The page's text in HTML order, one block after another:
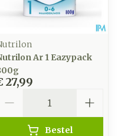
Ar 1 Eazypack
27,99
Bestel